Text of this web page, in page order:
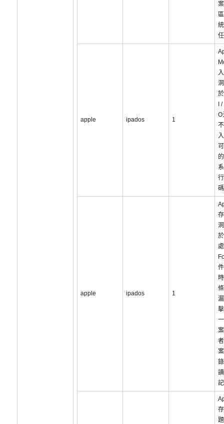
apple ipados 1
I /
O
apple ipados 1